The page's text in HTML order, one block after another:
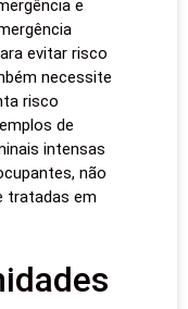
e
evitar risco
necessite
risco
de
intensas
não
tratadas em